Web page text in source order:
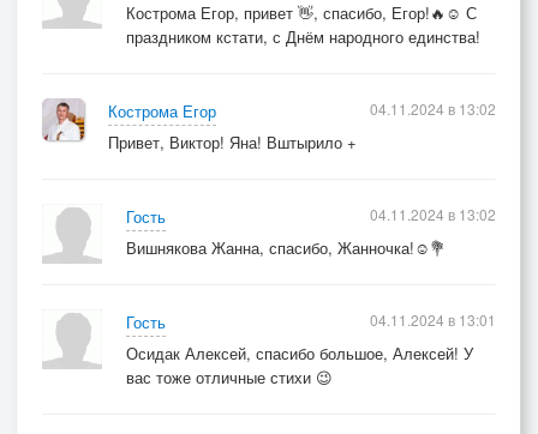
Кострома Егор, привет 👋, спасибо, Егор!🔥☺️ С
праздником кстати, с Днём народного единства!
Кострома Егор
Привет, Виктор! Яна! Вштырило +
04.11.2024 в 13:02
Гость
Вишнякова Жанна, спасибо, Жанночка!☺️💐
04.11.2024 в 13:02
Гость
Осидак Алексей, спасибо большое, Алексей! У
вас тоже отличные стихи 😉
04.11.2024 в 13:01